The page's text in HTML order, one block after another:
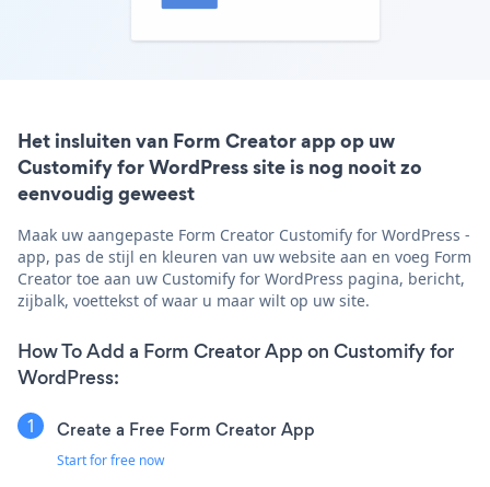
Het insluiten van Form Creator app op uw
Customify for WordPress site is nog nooit zo
eenvoudig geweest
Maak uw aangepaste Form Creator Customify for WordPress -
app, pas de stijl en kleuren van uw website aan en voeg Form
Creator toe aan uw Customify for WordPress pagina, bericht,
zijbalk, voettekst of waar u maar wilt op uw site.
How To Add a Form Creator App on Customify for
WordPress:
Create a Free Form Creator App
Start for free now